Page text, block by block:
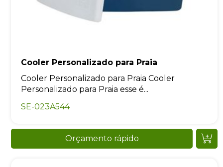
Cooler Personalizado para Praia
Cooler Personalizado para Praia Cooler
Personalizado para Praia esse é...
SE-023A544
Orçamento rápido